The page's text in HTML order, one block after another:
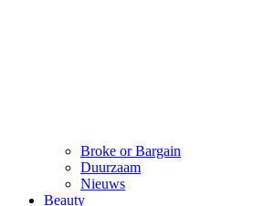
Broke or Bargain
Duurzaam
Nieuws
Beauty